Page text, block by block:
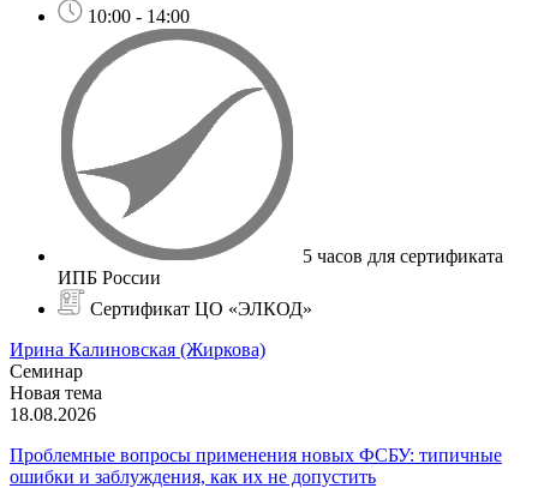
10:00 - 14:00
5 часов для сертификата
ИПБ России
Сертификат ЦО «ЭЛКОД»
Ирина Калиновская (Жиркова)
Семинар
Новая тема
18.08.2026
Проблемные вопросы применения новых ФСБУ: типичные
ошибки и заблуждения, как их не допустить